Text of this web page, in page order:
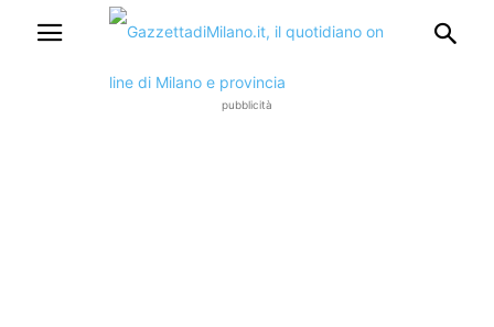
pubblicità